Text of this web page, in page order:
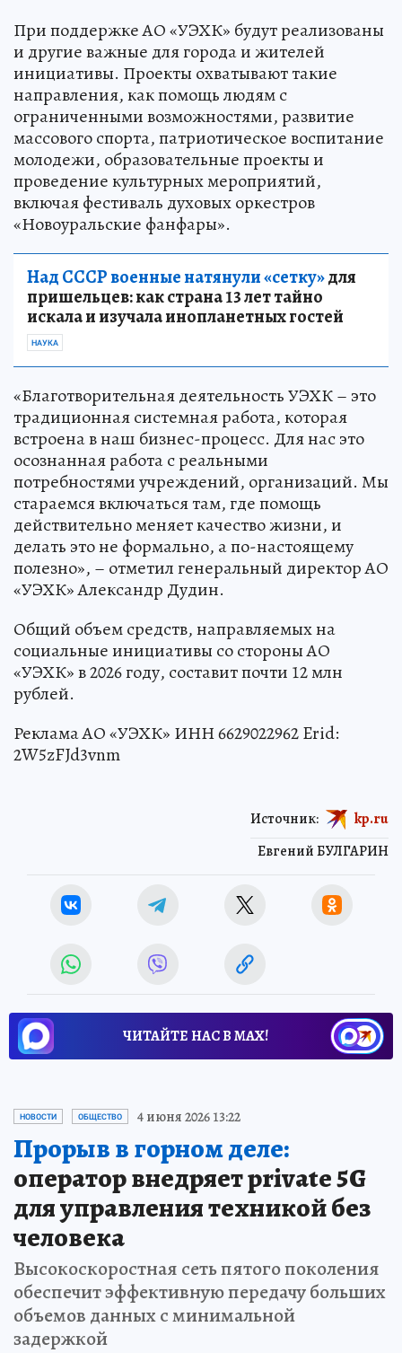
При поддержке АО «УЭХК» будут реализованы
и другие важные для города и жителей
инициативы. Проекты охватывают такие
направления, как помощь людям с
ограниченными возможностями, развитие
массового спорта, патриотическое воспитание
молодежи, образовательные проекты и
проведение культурных мероприятий,
включая фестиваль духовых оркестров
«Новоуральские фанфары».
Над СССР военные натянули «сетку»для
пришельцев: как страна 13 лет тайно
искала и изучала инопланетных гостей
НАУКА
«Благотворительная деятельность УЭХК – это
традиционная системная работа, которая
встроена в наш бизнес-процесс. Для нас это
осознанная работа с реальными
потребностями учреждений, организаций. Мы
стараемся включаться там, где помощь
действительно меняет качество жизни, и
делать это не формально, а по-настоящему
полезно», – отметил генеральный директор АО
«УЭХК» Александр Дудин.
Общий объем средств, направляемых на
социальные инициативы со стороны АО
«УЭХК» в 2026 году, составит почти 12 млн
рублей.
Реклама АО «УЭХК» ИНН 6629022962 Erid:
2W5zFJd3vnm
Евгений БУЛГАРИН
Источник: kp.ru
ЧИТАЙТЕ НАС В МАХ!
НОВОСТИ ОБЩЕСТВО 4 июня 2026 13:22
Прорыв в горном деле:
оператор внедряет private 5G
для управления техникой без
человека
Высокоскоростная сеть пятого поколения
обеспечит эффективную передачу больших
объемов данных с минимальной
задержкой